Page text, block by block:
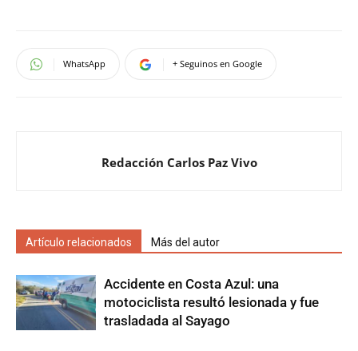
WhatsApp + Seguinos en Google
Redacción Carlos Paz Vivo
Artículo relacionados Más del autor
Accidente en Costa Azul: una
motociclista resultó lesionada y fue
trasladada al Sayago